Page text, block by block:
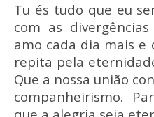
Tu és tudo que eu
com as
amo cada dia mais e
repita pela
Que a nossa união
companheirismo.